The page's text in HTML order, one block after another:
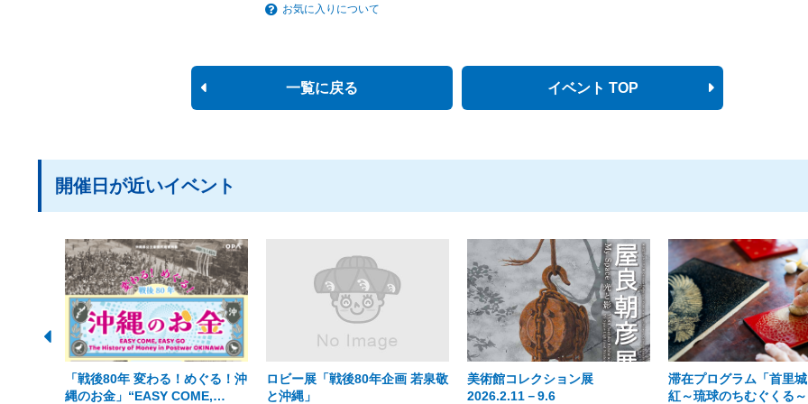
お気に入りについて
一覧に戻る イベント TOP
開催日が近いイベント
「戦後80年 変わる！めぐる！沖
縄のお金」“EASY COME,
ロビー展「戦後80年企画 若泉敬
と沖縄」
美術館コレクション展
2026.2.11－9.6
滞在プログラム「首里
紅～琉球のちむぐくる～